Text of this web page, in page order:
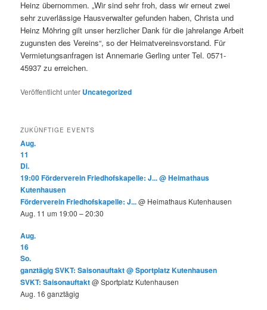
Heinz übernommen. „Wir sind sehr froh, dass wir erneut zwei
sehr zuverlässige Hausverwalter gefunden haben, Christa und
Heinz Möhring gilt unser herzlicher Dank für die jahrelange Arbeit
zugunsten des Vereins“, so der Heimatvereinsvorstand. Für
Vermietungsanfragen ist Annemarie Gerling unter Tel. 0571-
45937 zu erreichen.
Veröffentlicht unter Uncategorized
ZUKÜNFTIGE EVENTS
Aug.
11
Di.
19:00Förderverein Friedhofskapelle: J...@ Heimathaus
Kutenhausen
Förderverein Friedhofskapelle: J...@ Heimathaus Kutenhausen
Aug. 11 um 19:00 – 20:30
Aug.
16
So.
ganztägigSVKT: Saisonauftakt@ Sportplatz Kutenhausen
SVKT: Saisonauftakt@ Sportplatz Kutenhausen
Aug. 16ganztägig